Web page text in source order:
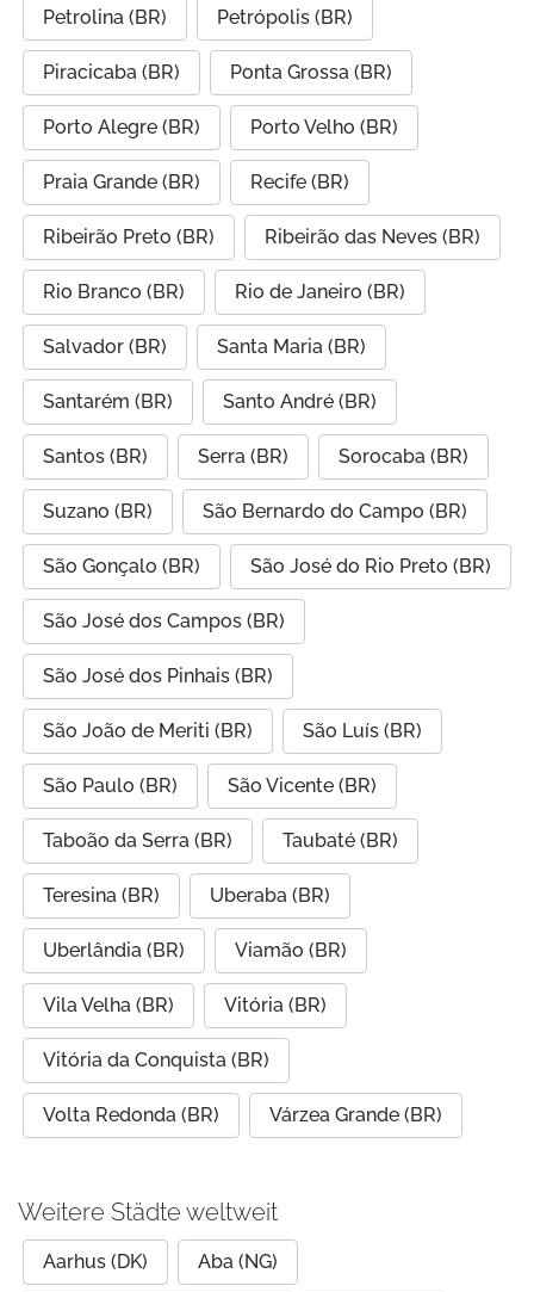
Petrolina (BR) Petrópolis (BR)
Piracicaba (BR) Ponta Grossa (BR)
Porto Alegre (BR) Porto Velho (BR)
Praia Grande (BR) Recife (BR)
Ribeirão Preto (BR) Ribeirão das Neves (BR)
Rio Branco (BR) Rio de Janeiro (BR)
Salvador (BR) Santa Maria (BR)
Santarém (BR) Santo André (BR)
Santos (BR) Serra (BR) Sorocaba (BR)
Suzano (BR) São Bernardo do Campo (BR)
São Gonçalo (BR) São José do Rio Preto (BR)
São José dos Campos (BR)
São José dos Pinhais (BR)
São João de Meriti (BR) São Luís (BR)
São Paulo (BR) São Vicente (BR)
Taboão da Serra (BR) Taubaté (BR)
Teresina (BR) Uberaba (BR)
Uberlândia (BR) Viamão (BR)
Vila Velha (BR) Vitória (BR)
Vitória da Conquista (BR)
Volta Redonda (BR) Várzea Grande (BR)
Weitere Städte weltweit
Aarhus (DK) Aba (NG)